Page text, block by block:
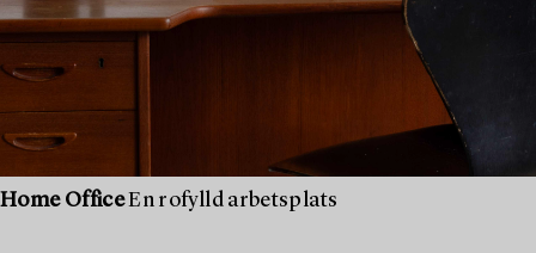
Home OfficeEn rofylld arbetsplats